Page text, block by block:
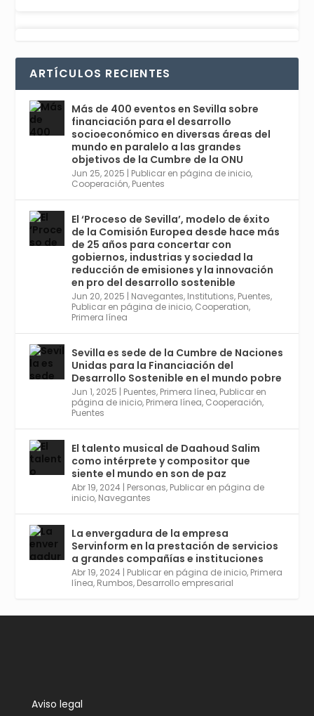
r
comienza en Sevilla este lunes 2 con la
Conferencia Internacional sobre Catálisis, y
con el Congreso de Parasitología. Del día 3 al
6, Congreso de Metodología de Ciencias
Sociales y la Salud; y los días 5 y 6 Jornadas
de Economía Industrial.
4
1 2 Twitter
Avata
r
Sevilla World @worldsevilla ·
21 May 2024
Conoce a @mvbim, la empresa sevillana
que ha sido pionera en España en el uso de
la tecnología BIM para digitalizar e
industrializar la arquitectura y la
construcción. Ver su dimensión
internacional en el reportaje de
@juanluispavon1 en @elCorreoWeb :
https://tinyurl.com/yfa2h55p
2 6 Twitter
Avata
Sevilla World @worldsevilla ·
30 Abr 2024
Aprovéchalo si vives en Sevilla capital o
provincia. Curso gratuito en Internet de las
Cosas, Inteligencia Artificial y Smart Cities
plazo acaba el 2 de mayo. Dota de gran
empleabilidad. Ver y enlace a inscripción:
https://tinyurl.com/yu5xhwjr
ARTÍCULOS RECIENTES
Más de 400 eventos en Sevilla sobre
financiación para el desarrollo
socioeconómico en diversas áreas del
mundo en paralelo a las grandes
objetivos de la Cumbre de la ONU
Jun 25, 2025 | Publicar en página de inicio,
Cooperación, Puentes
El ‘Proceso de Sevilla’, modelo de éxito
de la Comisión Europea desde hace más
de 25 años para concertar con
gobiernos, industrias y sociedad la
reducción de emisiones y la innovación
en pro del desarrollo sostenible
Jun 20, 2025 | Navegantes, Institutions, Puentes,
Publicar en página de inicio, Cooperation,
Primera línea
Sevilla es sede de la Cumbre de Naciones
Unidas para la Financiación del
Desarrollo Sostenible en el mundo pobre
Jun 1, 2025 | Puentes, Primera línea, Publicar en
página de inicio, Primera línea, Cooperación,
Puentes
El talento musical de Daahoud Salim
como intérprete y compositor que
siente el mundo en son de paz
Abr 19, 2024 | Personas, Publicar en página de
inicio, Navegantes
La envergadura de la empresa
Servinform en la prestación de servicios
a grandes compañías e instituciones
Abr 19, 2024 | Publicar en página de inicio, Primera
línea, Rumbos, Desarrollo empresarial
Aviso legal